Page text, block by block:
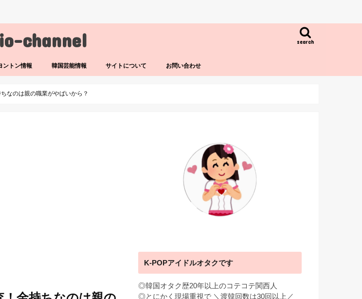
channel search
ントン情報 韓国芸能情報 サイトについて お問い合わせ
なのは親の職業がやばいから？
K-POPアイドルオタクです
◎韓国オタク歴20年以上のコテコテ関西人
◎とにかく現場重視で ＼渡韓回数は30回以上／